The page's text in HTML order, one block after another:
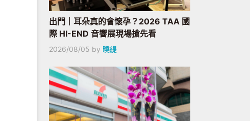
出門｜耳朵真的會懷孕？2026 TAA 國
際 HI-END 音響展現場搶先看
2026/08/05 by 曉緹